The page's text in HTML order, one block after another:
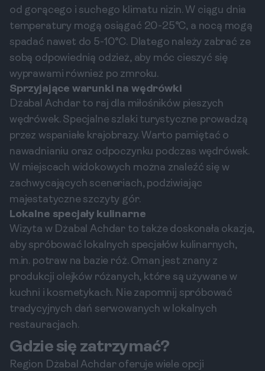
od gorącego i suchego klimatu nizin. W ciągu dnia
temperatury mogą osiągać 20-25°C, a nocą mogą
spadać nawet do 5-10°C. Dlatego należy zabrać ze
sobą odpowiednią odzież, aby móc cieszyć się
wyprawami również po zmroku.
Sprzyjające warunki na wędrówki
Dżabal Achdar to raj dla miłośników pieszych
wędrówek. Specjalne szlaki turystyczne prowadzą
przez wspaniałe krajobrazy. Warto pamiętać o
nawadnianiu oraz odpoczynku podczas wędrówek.
W miejscach widokowych można znaleźć się w
zachwycających sceneriach, podziwiając
majestatyczne szczyty gór.
Lokalne specjały kulinarne
Wizyta w Dżabal Achdar to także doskonała okazja,
aby spróbować lokalnych specjałów kulinarnych,
m.in. potraw na bazie róż. Oman jest znany z
produkcji olejków różanych, które są używane w
kuchni i kosmetykach. Nie zapomnij spróbować
tradycyjnych dań serwowanych w lokalnych
restauracjach.
Gdzie się zatrzymać?
Region Dżabal Achdar oferuje wiele opcji